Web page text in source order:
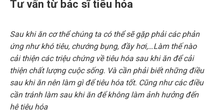
Tư vấn từ bác sĩ tiêu hóa
Sau khi ăn cơ thể chúng ta có thể sẽ gặp phải các phản
ứng như khó tiêu, chướng bụng, đầy hơi,…Làm thế nào
cải thiện các triệu chứng về tiêu hóa sau khi ăn để cải
thiện chất lượng cuộc sống. Và cần phải biết những điều
sau khi ăn nên làm gì để tiêu hóa tốt. Cũng như các điều
cần tránh làm sau khi ăn để không làm ảnh hưởng đến
hệ tiêu hóa